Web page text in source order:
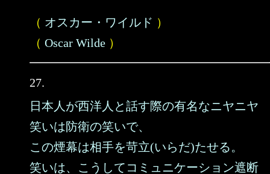
（ オスカー・ワイルド ）
（ Oscar Wilde ）
27.
日本人が西洋人と話す際の有名なニヤニヤ
笑いは防衛の笑いで、
この煙幕は相手を苛立(いらだ)たせる。
笑いは、こうしてコミュニケーション遮断